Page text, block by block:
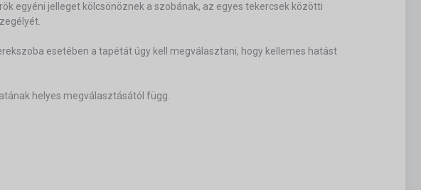
egyéni jelleget kölcsönöznek a szobának, az egyes tekercsek közötti
esetében a tapétát úgy kell megválasztani, hogy kellemes hatást
helyes megválasztásától függ.